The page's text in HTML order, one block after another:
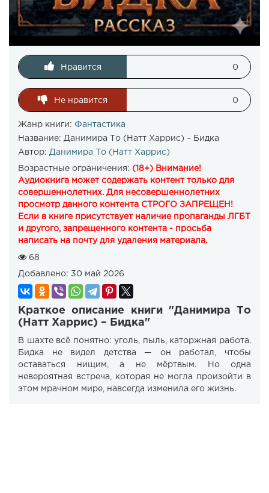
Нравится 0
Не нравится 0
Жанр книги: Фантастика
Название: Данимира То (Натт Харрис) – Бидка
Автор: Данимира То (Натт Харрис)
Возрастные ограничения: (18+) Внимание!
Аудиокнига может содержать контент только для
совершеннолетних. Для несовершеннолетних
просмотр данного контента СТРОГО ЗАПРЕЩЕН!
Если в книге присутствует наличие пропаганды ЛГБТ
и другого, запрещенного контента - просьба
написать на почту для удаления материала.
68
Добавлено: 30 май 2026
Краткое описание книги "Данимира То
(Натт Харрис) – Бидка"
В шахте всё понятно: уголь, пыль, каторжная работа.
Бидка не видел детства — он работал, чтобы
оставаться нищим, а не мёртвым. Но одна
невероятная встреча, которая не могла произойти в
этом мрачном мире, навсегда изменила его жизнь.